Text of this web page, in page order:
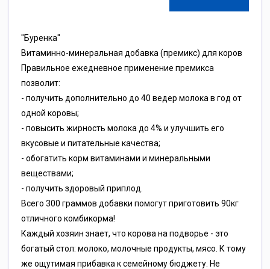
"Буренка"
Витаминно-минеральная добавка (премикс) для коров
Правильное ежедневное применение премикса
позволит:
- получить дополнительно до 40 ведер молока в год от
одной коровы;
- повысить жирность молока до 4% и улучшить его
вкусовые и питательные качества;
- обогатить корм витаминами и минеральными
веществами;
- получить здоровый приплод.
Всего 300 граммов добавки помогут приготовить 90кг
отличного комбикорма!
Каждый хозяин знает, что корова на подворье - это
богатый стол: молоко, молочные продукты, мясо. К тому
же ощутимая прибавка к семейному бюджету. Не